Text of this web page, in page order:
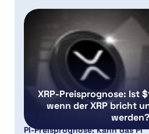
XRP-Preisprognose: Ist
wenn der XRP bricht
werden?
PI-Preisprognose: Kann das Pi